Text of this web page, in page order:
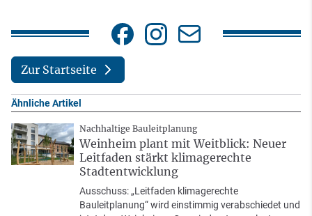
Zur Startseite
Ähnliche Artikel
Nachhaltige Bauleitplanung
Weinheim plant mit Weitblick: Neuer
Leitfaden stärkt klimagerechte
Stadtentwicklung
Ausschuss: „Leitfaden klimagerechte
Bauleitplanung“ wird einstimmig verabschiedet und